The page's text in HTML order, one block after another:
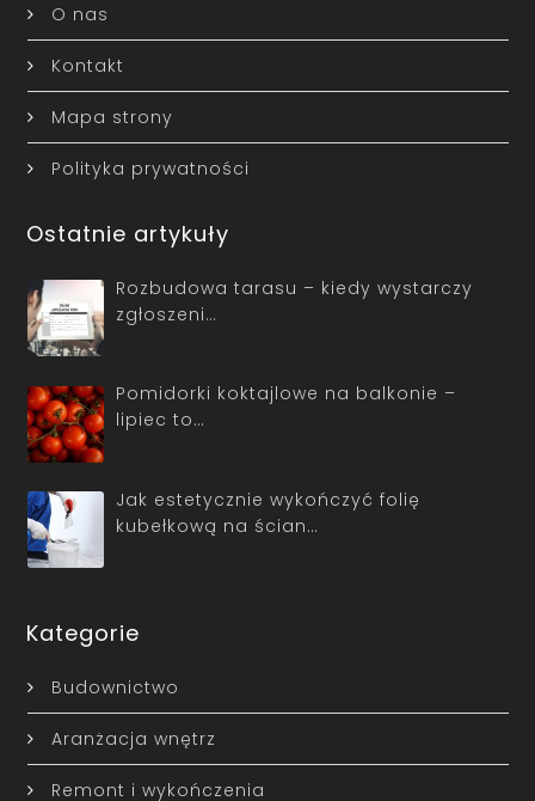
O nas
Kontakt
Mapa strony
Polityka prywatności
Ostatnie artykuły
Rozbudowa tarasu – kiedy wystarczy
zgłoszeni…
Pomidorki koktajlowe na balkonie –
lipiec to…
Jak estetycznie wykończyć folię
kubełkową na ścian…
Kategorie
Budownictwo
Aranżacja wnętrz
Remont i wykończenia